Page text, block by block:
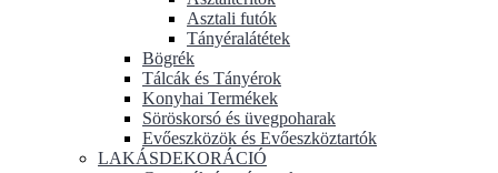
Asztali futók
Tányéralátétek
Bögrék
Tálcák és Tányérok
Konyhai Termékek
Söröskorsó és üvegpoharak
Evőeszközök és Evőeszköztartók
LAKÁSDEKORÁCIÓ